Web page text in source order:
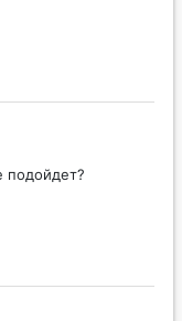
подойдет?